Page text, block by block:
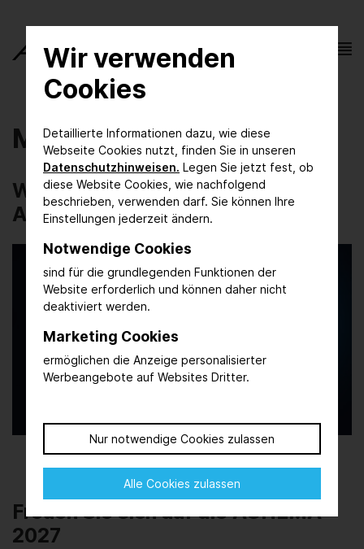
Wir verwenden
Cookies
Detaillierte Informationen dazu, wie diese
Webseite Cookies nutzt, finden Sie in unseren
Datenschutzhinweisen. Legen Sie jetzt fest, ob
diese Website Cookies, wie nachfolgend
beschrieben, verwenden darf. Sie können Ihre
Einstellungen jederzeit ändern.
Notwendige Cookies
sind für die grundlegenden Funktionen der
Website erforderlich und können daher nicht
deaktiviert werden.
Marketing Cookies
ermöglichen die Anzeige personalisierter
Werbeangebote auf Websites Dritter.
Nur notwendige Cookies zulassen
Alle Cookies zulassen
Mediathek
Webinar | Einführung in die
ACHEMA 2027
Play
Freuen Sie sich auf die ACHEMA
2027